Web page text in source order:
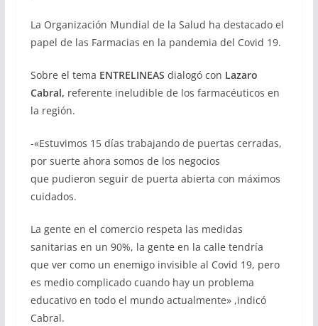
La Organización Mundial de la Salud ha destacado el
papel de las Farmacias en la pandemia del Covid 19.
Sobre el tema ENTRELINEAS dialogó con Lazaro
Cabral, referente ineludible de los farmacéuticos en
la región.
-«Estuvimos 15 días trabajando de puertas cerradas,
por suerte ahora somos de los negocios
que pudieron seguir de puerta abierta con máximos
cuidados.
La gente en el comercio respeta las medidas
sanitarias en un 90%, la gente en la calle tendría
que ver como un enemigo invisible al Covid 19, pero
es medio complicado cuando hay un problema
educativo en todo el mundo actualmente» ,indicó
Cabral.